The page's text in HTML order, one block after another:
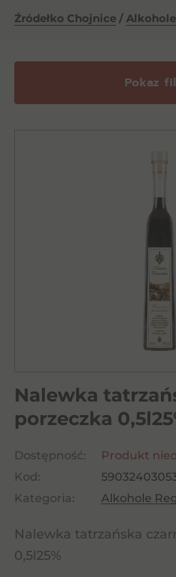
Źródełko Chojnice /
Pokaz
Nalewka
porzeczka
Dostępność:
Produkt
Kod:
Kategoria:
Alkohole
Nalewka tatrzańska
0,5l25%